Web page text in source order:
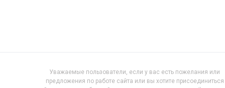
Уважаемые пользователи, если у вас есть пожелания или
предложения по работе сайта или вы хотите присоединиться